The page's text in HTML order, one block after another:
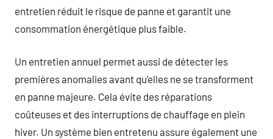
entretien réduit le risque de panne et garantit une
consommation énergétique plus faible.
Un entretien annuel permet aussi de détecter les
premières anomalies avant qu’elles ne se transforment
en panne majeure. Cela évite des réparations
coûteuses et des interruptions de chauffage en plein
hiver. Un système bien entretenu assure également une